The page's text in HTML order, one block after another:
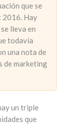
que se
2016. Hay
lleva en
todavía
una nota de
de marketing
un triple
que